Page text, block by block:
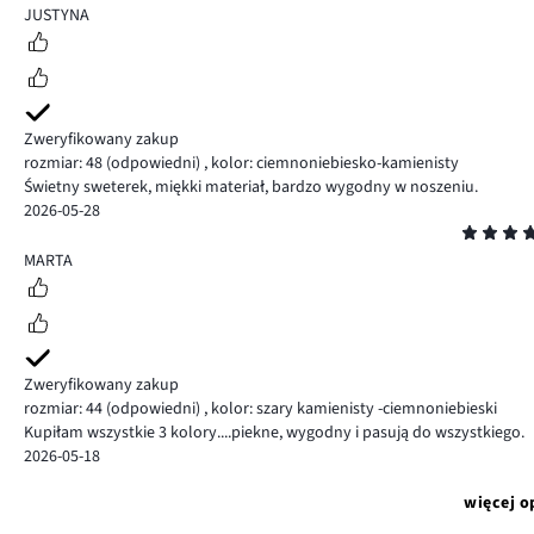
5
JUSTYNA
Zweryfikowany zakup
rozmiar: 48 (odpowiedni) , kolor: ciemnoniebiesko-kamienisty
Świetny sweterek, miękki materiał, bardzo wygodny w noszeniu.
2026-05-28
5
MARTA
Zweryfikowany zakup
rozmiar: 44 (odpowiedni) , kolor: szary kamienisty -ciemnoniebieski
Kupiłam wszystkie 3 kolory....piekne, wygodny i pasują do wszystkiego.
2026-05-18
więcej